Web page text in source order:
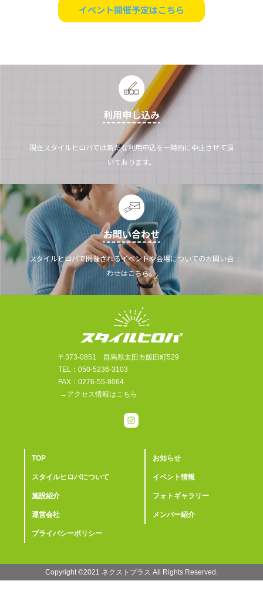
イベント開催予定はこちら
利用申し込み
現在スタイルヒロバでは新たな利用申込を一時的に中止させて頂
いております。
お問い合わせ
スタイルヒロバで開催されるイベントや会場についてのお問い合
わせはこちら。
〒373-0851 群馬県太田市飯田町529
TEL：050-5236-3103
FAX：0276-55-8064
→アクセス情報はこちら
TOP お知らせ
スタイルヒロバについて イベント情報
施設紹介 フォトギャラリー
運営会社 メンバー紹介
プライバシーポリシー
Copyright ©2021 ︎ネクストプラス All Rights Reserved.